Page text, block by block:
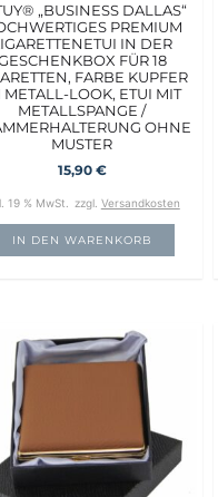
„BUSINESS DALLAS“
PREMIUM
IN DER
FÜR 18
FARBE KUPFER
METALL-LOOK, ETUI MIT
METALLSPANGE /
OHNE
MUSTER
15,90 €
19 % MwSt. zzgl. Versandkosten
IN DEN WARENKORB